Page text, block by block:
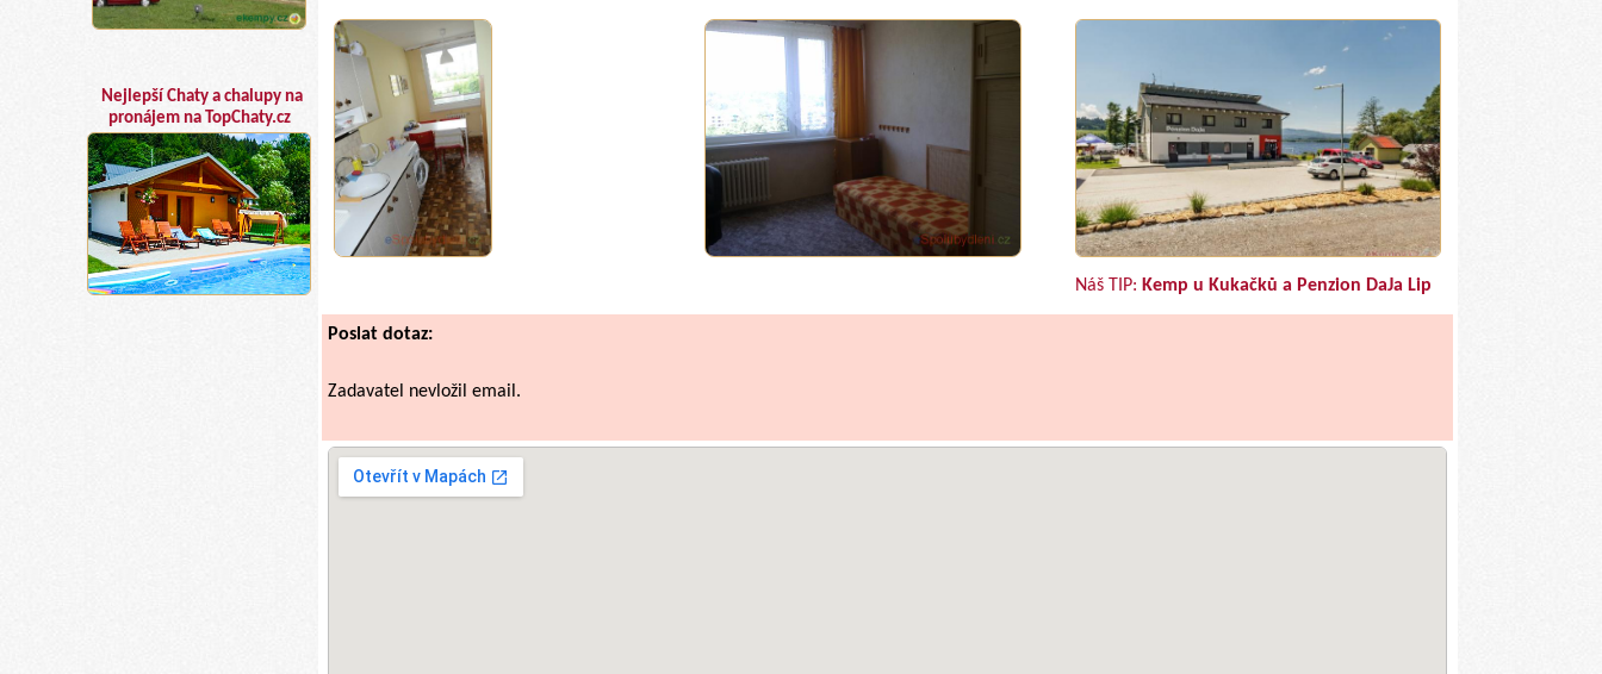
Nejlepší Chaty a chalupy na
pronájem na TopChaty.cz
Náš TIP: Kemp u Kukačků a Penzion DaJa Lip
Poslat dotaz:
Zadavatel nevložil email.